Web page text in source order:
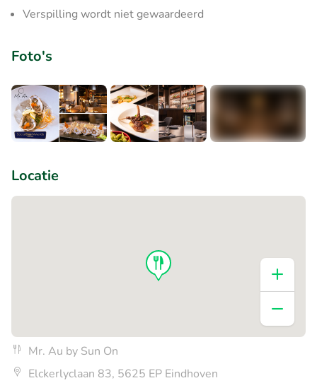
Verspilling wordt niet gewaardeerd
Foto's
Locatie
Mr. Au by Sun On
Elckerlyclaan 83, 5625 EP Eindhoven